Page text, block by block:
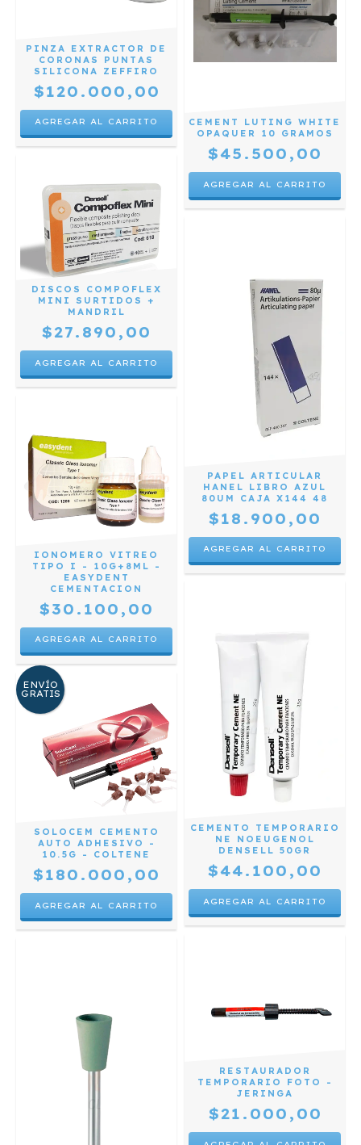
PINZA EXTRACTOR DE
CORONAS PUNTAS
SILICONA ZEFFIRO
$120.000,00
CEMENT LUTING WHITE
OPAQUER 10 GRAMOS
$45.500,00
DISCOS COMPOFLEX
MINI SURTIDOS +
MANDRIL
$27.890,00
PAPEL ARTICULAR
HANEL LIBRO AZUL
80UM CAJA X144 48
$18.900,00
IONOMERO VITREO
TIPO I - 10G+8ML -
EASYDENT
CEMENTACION
$30.100,00
CEMENTO TEMPORARIO
NE NOEUGENOL
DENSELL 50GR
$44.100,00
ENVÍO
GRATIS
SOLOCEM CEMENTO
AUTO ADHESIVO -
10.5G - COLTENE
$180.000,00
RESTAURADOR
TEMPORARIO FOTO -
JERINGA
$21.000,00